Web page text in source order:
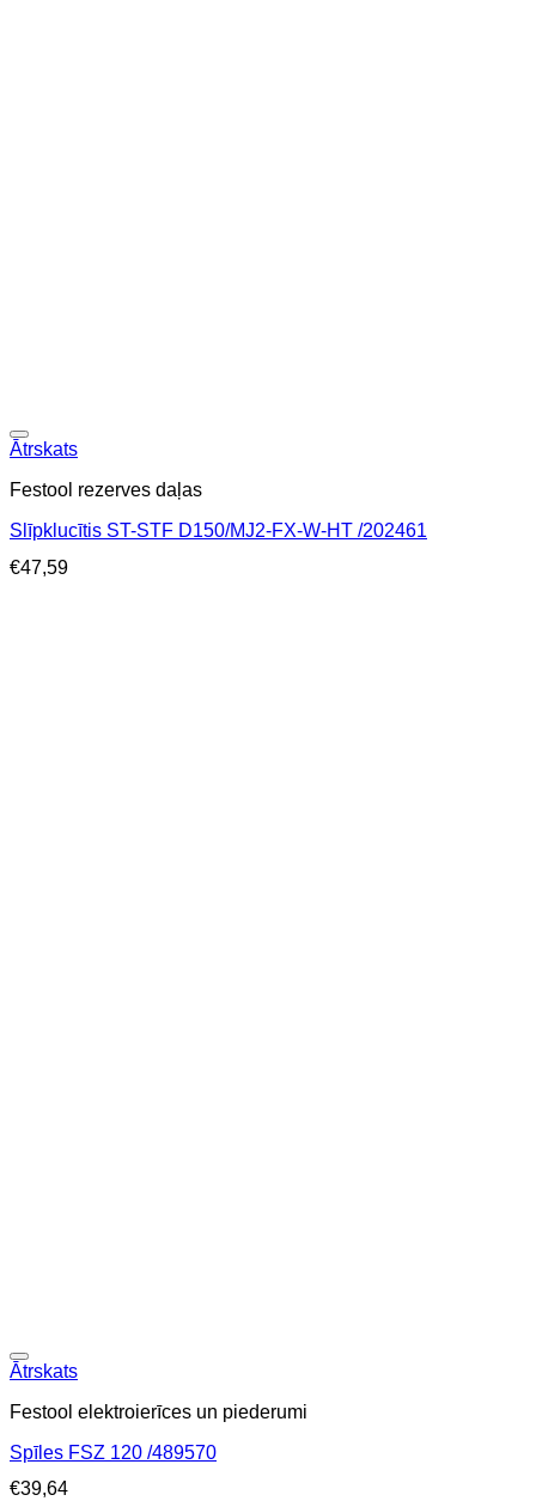
Ātrskats
Festool rezerves daļas
Slīpklucītis ST-STF D150/MJ2-FX-W-HT /202461
€47,59
Ātrskats
Festool elektroierīces un piederumi
Spīles FSZ 120 /489570
€39,64